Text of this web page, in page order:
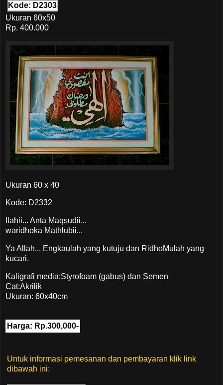
Kode: D2303
Ukuran 60x50
Rp. 400.000
Ukuran 60 x 40
Kode: D2332
Ilahii... Anta Maqsudii...
waridhoka Mathlubii...
Ya Allah... Engkaulah yang kutuju dan RidhoMulah yang
kucari.
Kaligrafi media:Styrofoam (gabus) dan Semen
Cat:Akrilik
Ukuran: 60x40cm
Harga: Rp.300,000-
Untuk informasi pemesanan dan pembayaran klik link
dibawah ini: